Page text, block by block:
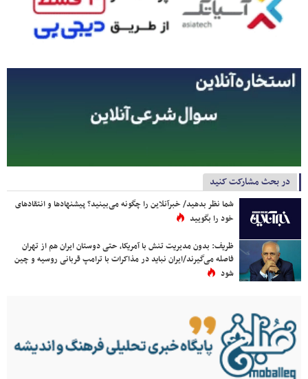
در بحث مشارکت کنید
شما نظر بدهید/ خبرآنلاین را چگونه می‌بینید؟ پیشنهادها و انتقادهای
خود را بگویید
ظریف: بدون مدیریت تنش با آمریکا، حتی دوستان ایران هم از تهران
فاصله می‌گیرند/ایران نباید در مذاکرات با ترامپ قربانی روسیه و چین
شود